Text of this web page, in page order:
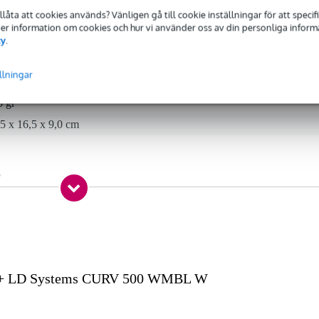
att cookies används? Vänligen gå till cookie inställningar för att
information om cookies och hur vi använder oss av din personliga
.
gr
x 16,5 x 9,0 cm
LD Systems CURV 500 WMBL W